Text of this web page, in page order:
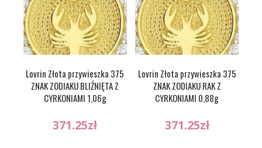
Lovrin Złota przywieszka 375
ZNAK ZODIAKU BLIŹNIĘTA Z
CYRKONIAMI 1,06g
371.25zł
Lovrin Złota przywieszka 375
ZNAK ZODIAKU RAK Z
CYRKONIAMI 0,88g
371.25zł